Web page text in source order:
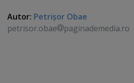
Autor: Petrişor Obae
petrisor.obae
paginademedia.ro